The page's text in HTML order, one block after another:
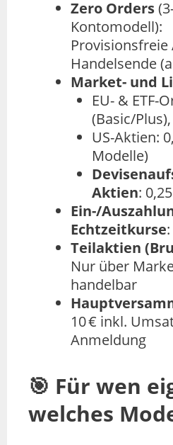
Zero Orders
Kontomodell):
Handelsende
Market- und
EU- & ETF-
(Basic/
US-Aktien:
Modelle)
Aktien:
Ein-/
Echtzeitkurse:
Teilaktien
Nur über
handelbar
10 € inkl.
Anmeldung
🎯 Für wen
welches